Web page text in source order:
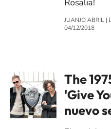
JUANJO ABRIL |
04/12/2018
The
'Give
nuevo